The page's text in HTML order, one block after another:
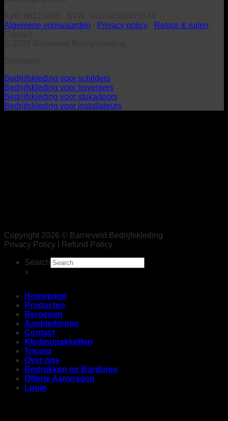
Algemene voorwaarden
Privacy policy Retour & ruilen
Bedrijfskleding voor schilders
Bedrijfskleding voor hoveniers
Bedrijfskleding voor stukadoors
Bedrijfskleding voor installateurs
Copyright 2026 © Barneveld Bedrijfskleding
Privacy Policy | Refund Policy
Search
×
Homepage
Producten
Beroepen
Aanbiedingen
Contact
Kledingpakketten
Tricorp
Over ons
Bedrukken en Borduren
Offerte Aanvragen
Login